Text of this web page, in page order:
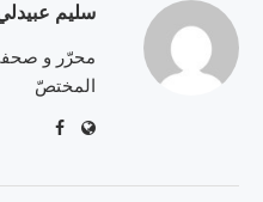
سليم
محرّر و
المختصّ